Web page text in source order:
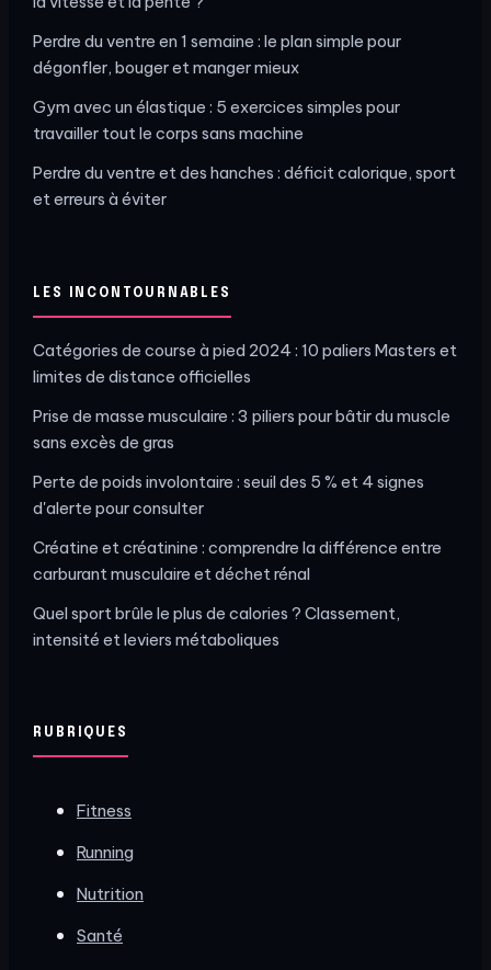
Perdre du ventre en 1 semaine : le plan simple pour
dégonfler, bouger et manger mieux
Gym avec un élastique : 5 exercices simples pour
travailler tout le corps sans machine
Perdre du ventre et des hanches : déficit calorique, sport
et erreurs à éviter
LES INCONTOURNABLES
Catégories de course à pied 2024 : 10 paliers Masters et
limites de distance officielles
Prise de masse musculaire : 3 piliers pour bâtir du muscle
sans excès de gras
Perte de poids involontaire : seuil des 5 % et 4 signes
d'alerte pour consulter
Créatine et créatinine : comprendre la différence entre
carburant musculaire et déchet rénal
Quel sport brûle le plus de calories ? Classement,
intensité et leviers métaboliques
RUBRIQUES
Fitness
Running
Nutrition
Santé